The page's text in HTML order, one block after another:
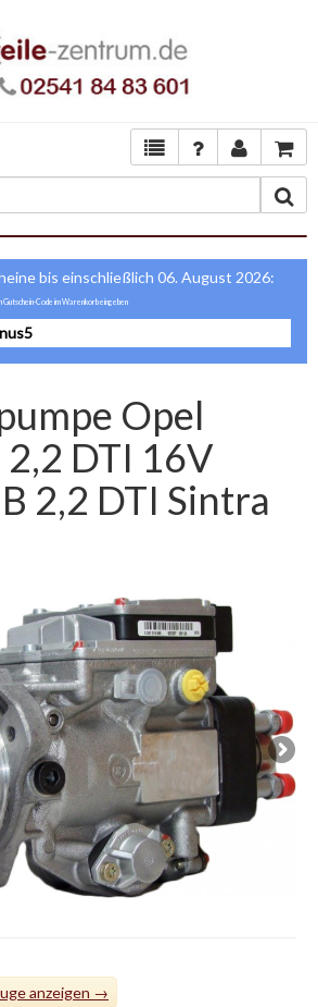
bis einschließlich 06. August 2026:
Opel
2,2 DTI 16V
2,2 DTI Sintra